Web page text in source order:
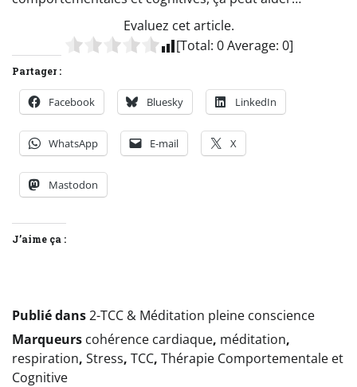
Evaluez cet article.
[Total: 0Average: 0]
Partager :
Facebook Bluesky LinkedIn
WhatsApp E-mail X
Mastodon
J’aime ça :
Publié dans2-TCC & Méditation pleine conscience
Marqueurs cohérence cardiaque, méditation,
respiration, Stress, TCC, Thérapie Comportementale et
Cognitive